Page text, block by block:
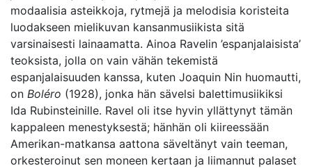
modaalisia asteikkoja, rytmejä ja melodisia koristeita
luodakseen mielikuvan kansanmusiikista sitä
varsinaisesti lainaamatta. Ainoa Ravelin ’espanjalaisista’
teoksista, jolla on vain vähän tekemistä
espanjalaisuuden kanssa, kuten Joaquin Nin huomautti,
on Boléro (1928), jonka hän sävelsi balettimusiikiksi
Ida Rubinsteinille. Ravel oli itse hyvin yllättynyt tämän
kappaleen menestyksestä; hänhän oli kiireessään
Amerikan-matkansa aattona säveltänyt vain teeman,
orkesteroinut sen moneen kertaan ja liimannut palaset